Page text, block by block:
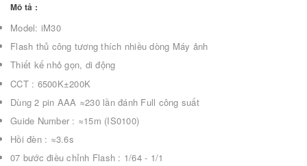
Mô tả :
Model: iM30
Flash thủ công tương thích nhiều dòng Máy ảnh
Thiết kế nhỏ gọn, di động
CCT : 6500K±200K
Dùng 2 pin AAA ≈230 lần đánh Full công suất
Guide Number : ≈15m (IS0100)
Hồi đèn : ≈3.6s
07 bước điều chỉnh Flash : 1/64 - 1/1